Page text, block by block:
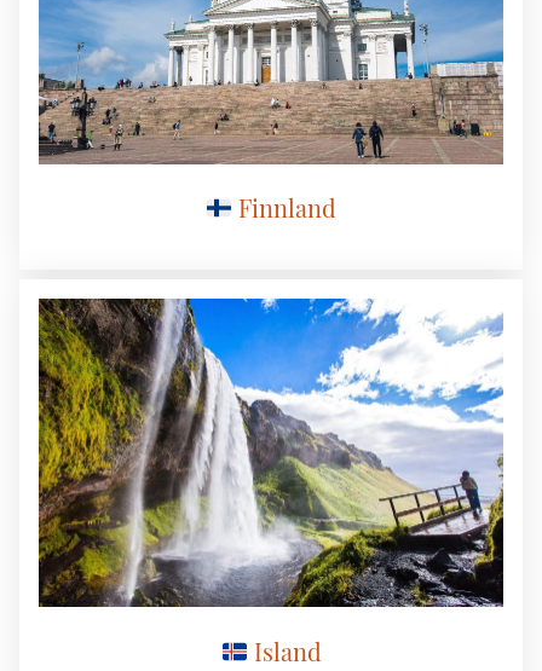
Finnland
Island